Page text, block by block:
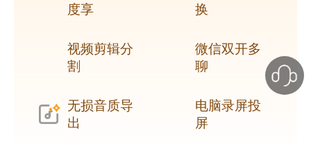
度享
换
视频剪辑分
割
微信双开多
聊
无损音质导
出
电脑录屏投
屏